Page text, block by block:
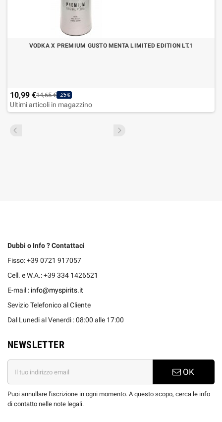
VODKA X PREMIUM GUSTO MENTA LIMITED EDITION LT.1
10,99 €14,65 € -25%
Ultimi articoli in magazzino
Dubbi o Info ? Contattaci
Fisso: +39 0721 917057
Cell. e W.A.: +39 334 1426521
E-mail : info@myspirits.it
Sevizio Telefonico al Cliente
Dal Lunedi al Venerdì : 08:00 alle 17:00
NEWSLETTER
OK
Puoi annullare l'iscrizione in ogni momento. A questo scopo, cerca le info
di contatto nelle note legali.